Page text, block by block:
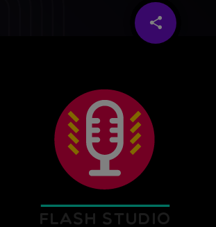
share
email